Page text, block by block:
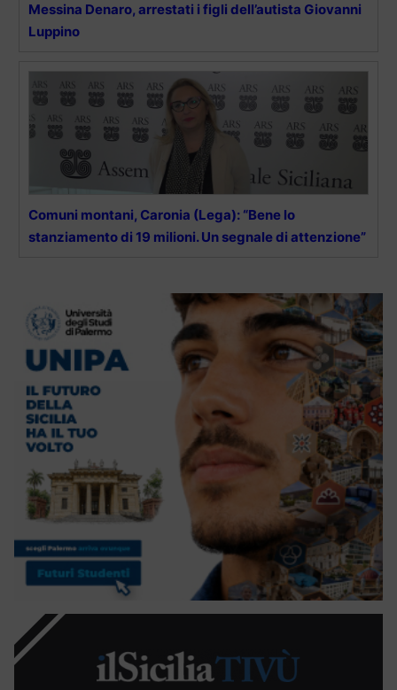
Messina Denaro, arrestati i figli dell’autista Giovanni
Luppino
Comuni montani, Caronia (Lega): “Bene lo
stanziamento di 19 milioni. Un segnale di attenzione”